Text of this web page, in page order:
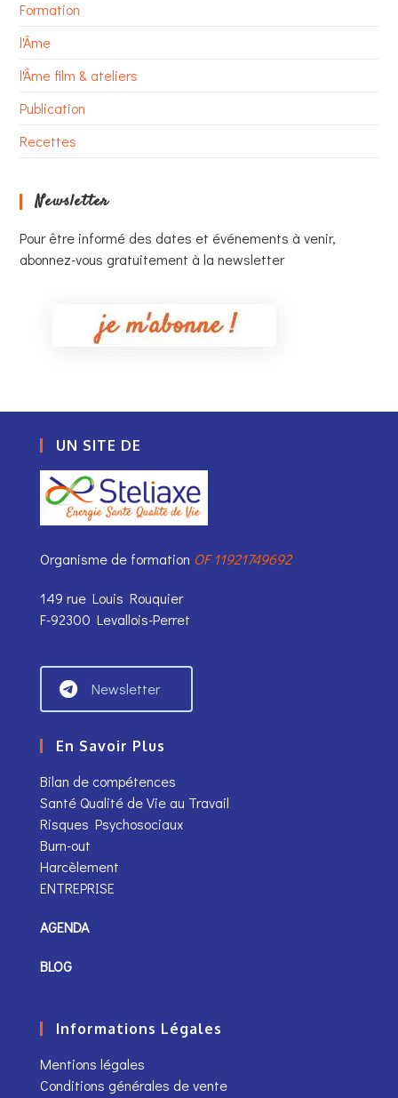
Formation
l'Âme
l'Âme film & ateliers
Publication
Recettes
Newsletter
Pour être informé des dates et événements à venir,
abonnez-vous gratuitement à la newsletter
UN SITE DE
Organisme de formation OF 11921749692
149 rue Louis Rouquier
F-92300 Levallois-Perret
Newsletter
En Savoir Plus
Bilan de compétences
Santé Qualité de Vie au Travail
Risques Psychosociaux
Burn-out
Harcèlement
ENTREPRISE
AGENDA
BLOG
Informations Légales
Mentions légales
Conditions générales de vente